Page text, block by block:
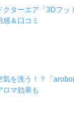
クターエア「3Dフ
感＆口コミ
気を洗う！？「
ロマ効果も